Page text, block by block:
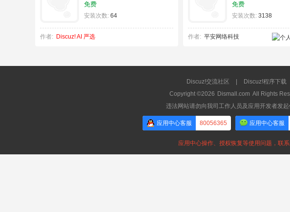
免费
安装次数: 64
作者: Discuz! AI 严选
免费
安装次数:3138
作者: 平安网络科技
Discuz!交流社区 Discuz!程序下载
Copyright ©2026 Dismall.com All Rights
违法网站请勿向我司工作人员及应用开发者发
应用中心客服 80056365 应用中心客服
应用中心操作、授权恢复等使用问题，联